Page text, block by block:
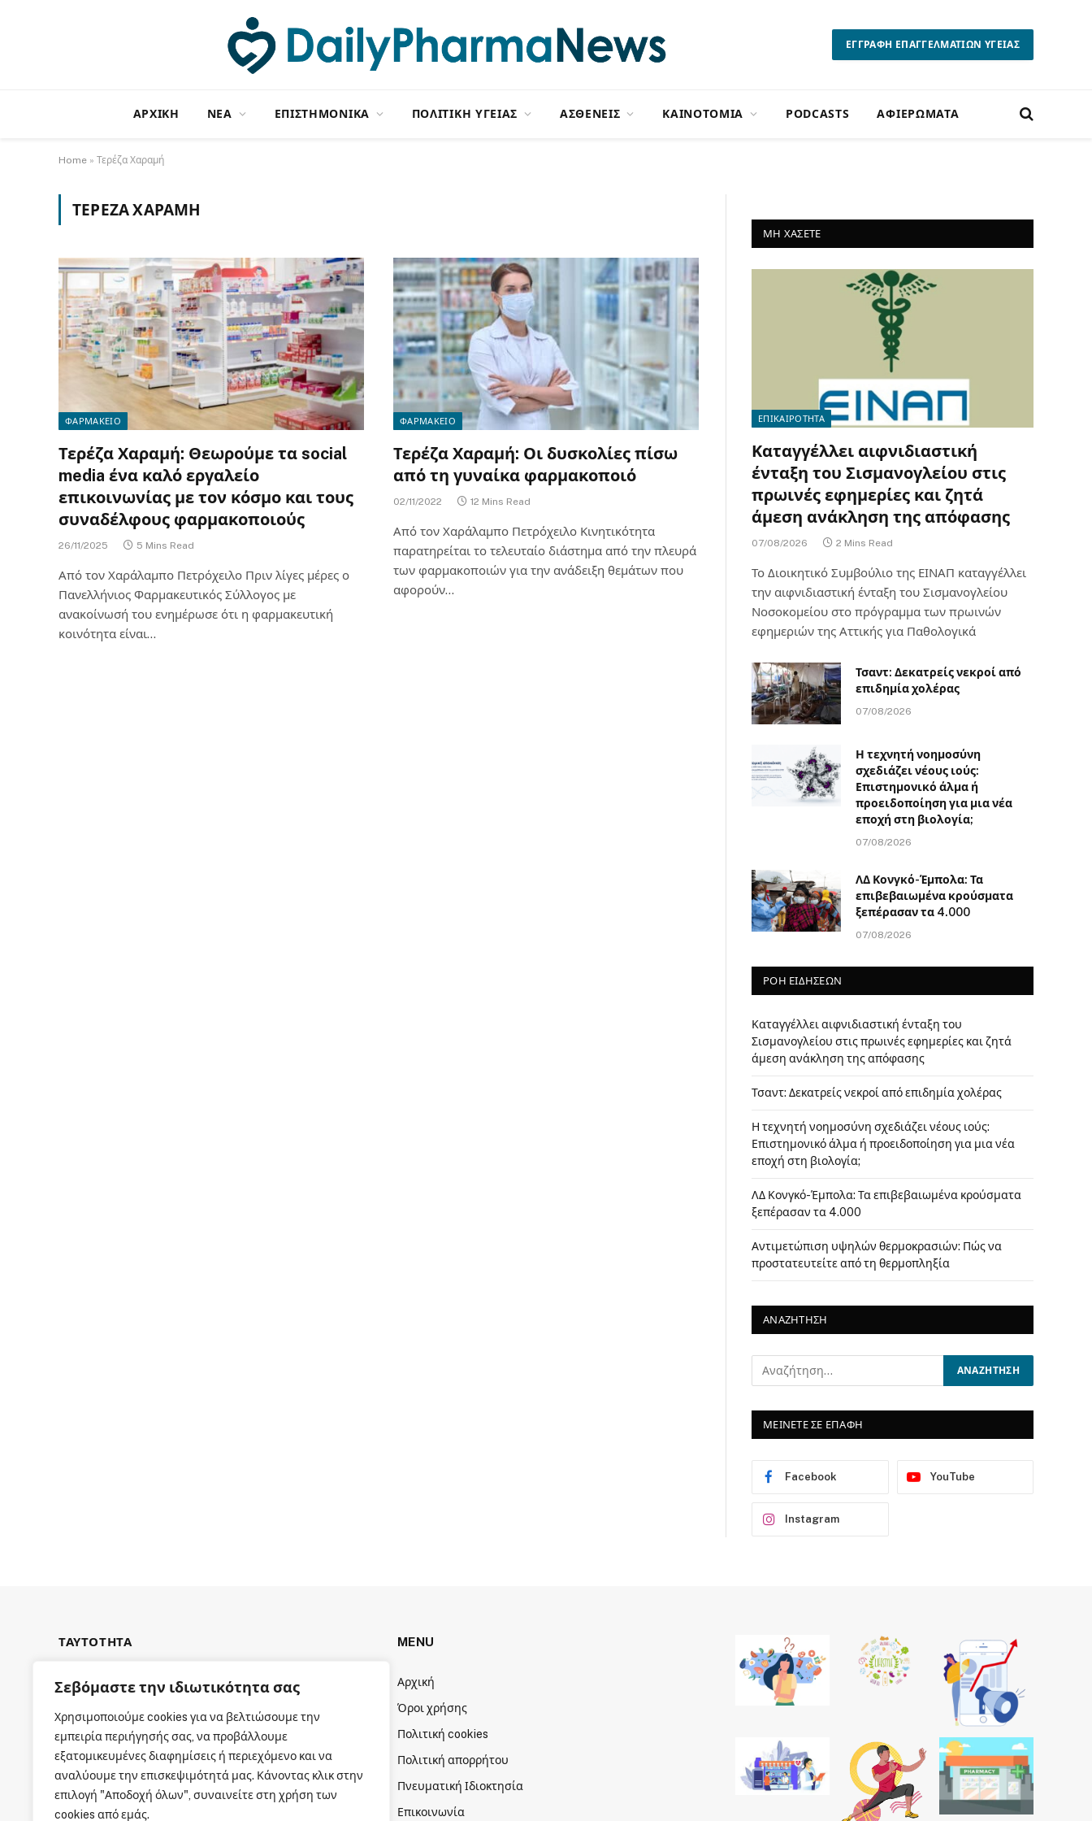
Σεβόμαστε την ιδιωτικότητα σας
Χρησιμοποιούμε cookies για να βελτιώσουμε την
εμπειρία περιήγησής σας, να προβάλλουμε
εξατομικευμένες διαφημίσεις ή περιεχόμενο και να
αναλύουμε την επισκεψιμότητά μας. Κάνοντας κλικ στην
επιλογή "Αποδοχή όλων", συναινείτε στη χρήση των
cookies από εμάς.
ΕΓΓΡΑΦΗ ΕΠΑΓΓΕΛΜΑΤΙΩΝ ΥΓΕΙΑΣ
ΑΡΧΙΚΗ NΕΑ ΕΠΙΣΤΗΜΟΝΙΚΑ ΠΟΛΙΤΙΚΗ ΥΓΕΙΑΣ ΑΣΘΕΝΕΙΣ ΚΑΙΝΟΤΟΜΙΑ PODCASTS ΑΦΙΕΡΩΜΑΤΑ
Home » Τερέζα Χαραμή
ΤΕΡΈΖΑ ΧΑΡΑΜΉ
ΦΑΡΜΑΚΕΙΟ
Τερέζα Χαραμή: Θεωρούμε τα social
media ένα καλό εργαλείο
επικοινωνίας με τον κόσμο και τους
συναδέλφους φαρμακοποιούς
26/11/2025 5 Mins Read
Από τον Χαράλαμπο Πετρόχειλο Πριν λίγες μέρες ο
Πανελλήνιος Φαρμακευτικός Σύλλογος με
ανακοίνωσή του ενημέρωσε ότι η φαρμακευτική
κοινότητα είναι…
ΦΑΡΜΑΚΕΙΟ
Τερέζα Χαραμή: Οι δυσκολίες πίσω
από τη γυναίκα φαρμακοποιό
02/11/2022 12 Mins Read
Από τον Χαράλαμπο Πετρόχειλο Κινητικότητα
παρατηρείται το τελευταίο διάστημα από την πλευρά
των φαρμακοποιών για την ανάδειξη θεμάτων που
αφορούν…
ΜΗ ΧΑΣΕΤΕ
ΕΠΙΚΑΙΡΟΤΗΤΑ
Καταγγέλλει αιφνιδιαστική
ένταξη του Σισμανογλείου στις
πρωινές εφημερίες και ζητά
άμεση ανάκληση της απόφασης
07/08/2026 2 Mins Read
Το Διοικητικό Συμβούλιο της ΕΙΝΑΠ καταγγέλλει
την αιφνιδιαστική ένταξη του Σισμανογλείου
Νοσοκομείου στο πρόγραμμα των πρωινών
εφημεριών της Αττικής για Παθολογικά
Τσαντ: Δεκατρείς νεκροί από
επιδημία χολέρας
07/08/2026
Η τεχνητή νοημοσύνη
σχεδιάζει νέους ιούς:
Επιστημονικό άλμα ή
προειδοποίηση για μια νέα
εποχή στη βιολογία;
07/08/2026
ΛΔ Κονγκό-Έμπολα: Τα
επιβεβαιωμένα κρούσματα
ξεπέρασαν τα 4.000
07/08/2026
ΡΟΗ ΕΙΔΗΣΕΩΝ
Καταγγέλλει αιφνιδιαστική ένταξη του
Σισμανογλείου στις πρωινές εφημερίες και ζητά
άμεση ανάκληση της απόφασης
Τσαντ: Δεκατρείς νεκροί από επιδημία χολέρας
Η τεχνητή νοημοσύνη σχεδιάζει νέους ιούς:
Επιστημονικό άλμα ή προειδοποίηση για μια νέα
εποχή στη βιολογία;
ΛΔ Κονγκό-Έμπολα: Τα επιβεβαιωμένα κρούσματα
ξεπέρασαν τα 4.000
Αντιμετώπιση υψηλών θερμοκρασιών: Πώς να
προστατευτείτε από τη θερμοπληξία
ΑΝΑΖΗΤΗΣΗ
ΜΕΙΝΕΤΕ ΣΕ ΕΠΑΦΗ
Facebook YouTube
Instagram
ΤΑΥΤΟΤΗΤΑ
ΕΤΑΙΡΙΚΗ ΤΑΥΤΟΤΗΤΑ
MENU
Αρχική
Όροι χρήσης
Πολιτική cookies
Πολιτική απορρήτου
Πνευματική Ιδιοκτησία
Επικοινωνία